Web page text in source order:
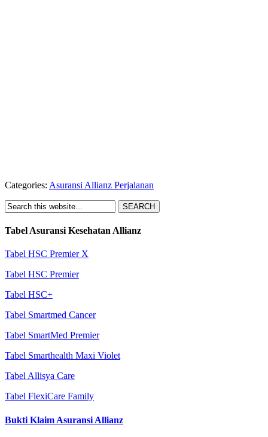
Categories: Asuransi Allianz Perjalanan
Tabel Asuransi Kesehatan Allianz
Tabel HSC Premier X
Tabel HSC Premier
Tabel HSC+
Tabel Smartmed Cancer
Tabel SmartMed Premier
Tabel Smarthealth Maxi Violet
Tabel Allisya Care
Tabel FlexiCare Family
Bukti Klaim Asuransi Allianz